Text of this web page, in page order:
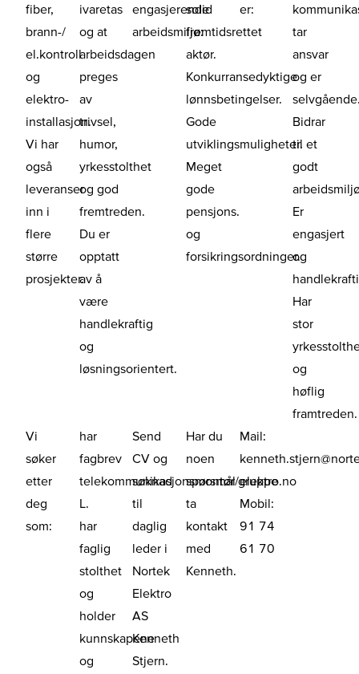
fiber,
brann-/
el.kontroll
og
elektro-
installasjon.
Vi har
også
leveranser
inn i
flere
større
prosjekter.
ivaretas
og at
arbeidsdagen
preges
av
trivsel,
humor,
yrkesstolthet
og god
fremtreden.
Du er
opptatt
av å
være
handlekraftig
og
løsningsorientert.
engasjerende
arbeidsmiljø:
solid
fremtidsrettet
aktør.
Konkurransedyktige
lønnsbetingelser.
Gode
utviklingsmuligheter.
Meget
gode
pensjons.
og
forsikringsordninger.
er:
tar
ansvar
og er
Bidrar
til et
godt
Er
engasjert
og
Har
stor
og
høflig
framtreden.
Vi
søker
etter
deg
som:
har
fagbrev
telekommunikasjonsmontør/gruppe
L.
har
faglig
stolthet
og
holder
kunnskapene
og
Send
CV og
søknad
til
daglig
leder i
Nortek
Elektro
AS
Kenneth
Stjern.
Har du
noen
spørsmål
ta
kontakt
med
Kenneth.
Mail:
elektro.no
Mobil:
91 74
61 70